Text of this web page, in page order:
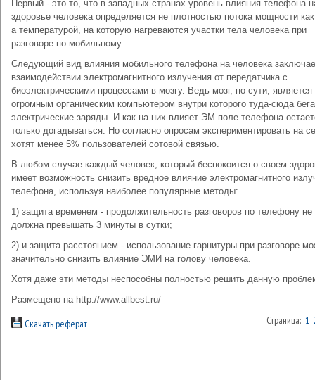
Первый - это то, что в западных странах уровень влияния телефона
здоровье человека определяется не плотностью потока мощности
а температурой, на которую нагреваются участки тела человека при
разговоре по мобильному.
Следующий вид влияния мобильного телефона на человека
взаимодействии электромагнитного излучения от передатчика с
биоэлектрическими процессами в мозгу. Ведь мозг, по сути, является
огромным органическим компьютером внутри которого туда-сюда
электрические заряды. И как на них влияет ЭМ поле телефона
только догадываться. Но согласно опросам экспериментировать на
хотят менее 5% пользователей сотовой связью.
В любом случае каждый человек, который беспокоится о своем
имеет возможность снизить вредное влияние электромагнитного
телефона, используя наиболее популярные методы:
1) защита временем - продолжительность разговоров по телефону не
должна превышать 3 минуты в сутки;
2) и защита расстоянием - использование гарнитуры при разговоре
значительно снизить влияние ЭМИ на голову человека.
Хотя даже эти методы неспособны полностью решить данную
Размещено на http://www.allbest.ru/
Скачать реферат Страница: 1